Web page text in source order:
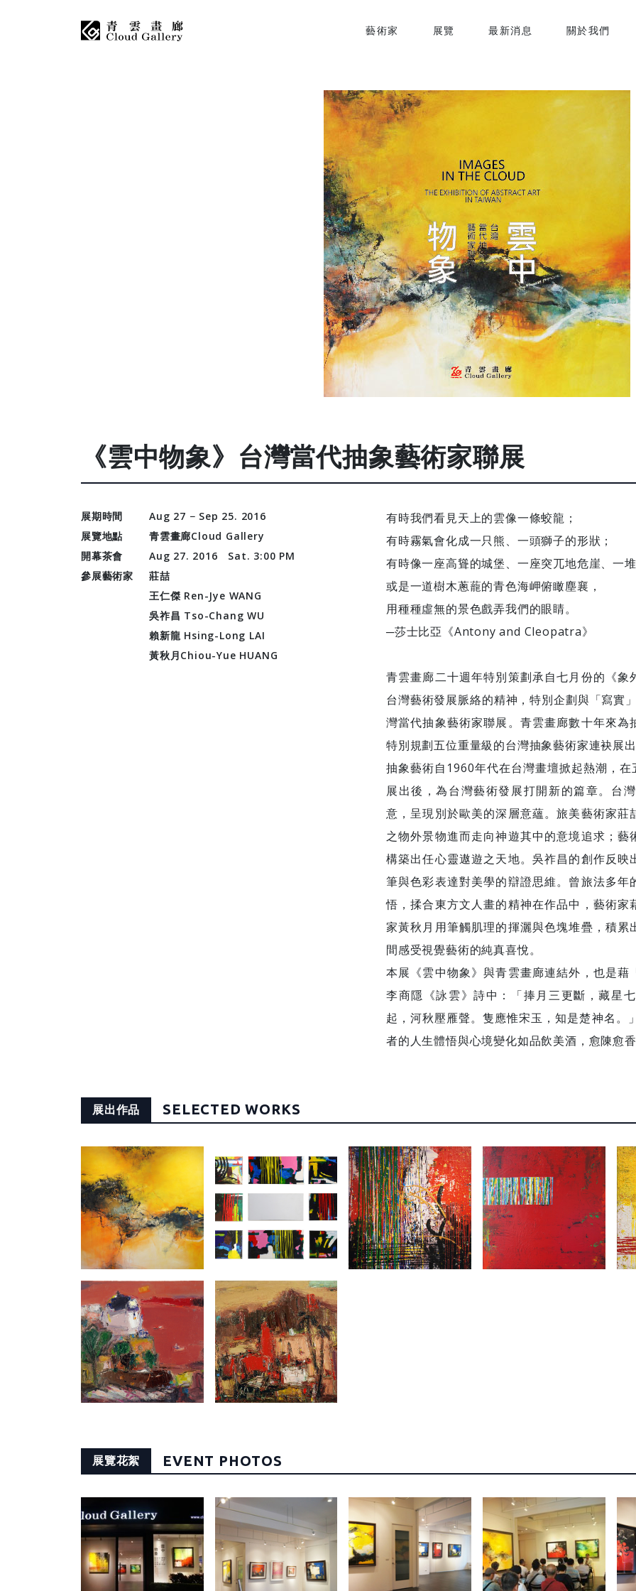
藝術家 展覽 最新消息 關於我們
《雲中物象》台灣當代抽象藝術家聯展
展期時間
Aug 27 − Sep 25. 2016
展覽地點
青雲畫廊Cloud Gallery
開幕茶會
Aug 27. 2016 Sat. 3:00 PM
參展藝術家
莊喆
王仁傑 Ren-Jye WANG
吳祚昌 Tso-Chang WU
賴新龍 Hsing-Long LAI
黃秋月Chiou-Yue HUANG
有時我們看見天上的雲像一條蛟龍；
有時霧氣會化成一只熊、一頭獅子的形狀；
有時像一座高聳的城堡、一座突兀地危崖、一
或是一道樹木蔥蘢的青色海岬俯瞰塵襄，
用種種虛無的景色戲弄我們的眼睛。
─莎士比亞《Antony and Cleopatra》
青雲畫廊二十週年特別策劃承自七月份的《
台灣藝術發展脈絡的精神，特別企劃與「寫實
灣當代抽象藝術家聯展。青雲畫廊數十年來
特別規劃五位重量級的台灣抽象藝術家連袂展出
抽象藝術自1960年代在台灣畫壇掀起熱潮，
展出後，為台灣藝術發展打開新的篇章。台
意，呈現別於歐美的深層意蘊。旅美藝術家
之物外景物進而走向神遊其中的意境追求；
構築出任心靈遨遊之天地。吳祚昌的創作反
筆與色彩表達對美學的辯證思維。曾旅法多
悟，揉合東方文人畫的精神在作品中，藝術
家黃秋月用筆觸肌理的揮灑與色塊堆疊，積
間感受視覺藝術的純真喜悅。
本展《雲中物象》與青雲畫廊連結外，也是
李商隱《詠雲》詩中：「捧月三更斷，藏星
起，河秋壓雁聲。隻應惟宋玉，知是楚神名
者的人生體悟與心境變化如品飲美酒，愈陳愈香
展出作品 SELECTED WORKS
展覽花絮 EVENT PHOTOS